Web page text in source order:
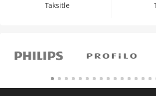
Taksitle